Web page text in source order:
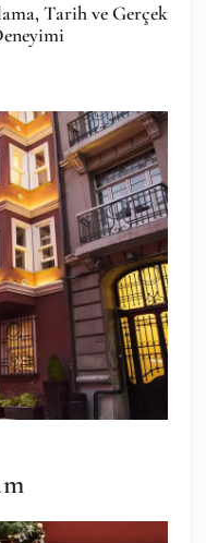
Tarih ve Gerçek